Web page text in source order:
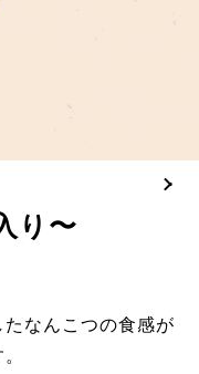
り〜
なんこつの食感が